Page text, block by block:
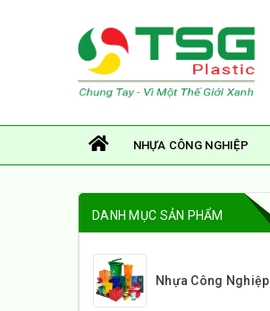
NHỰA CÔNG NGHIỆP
DANH MỤC SẢN PHẨM
Nhựa Công Nghiệp